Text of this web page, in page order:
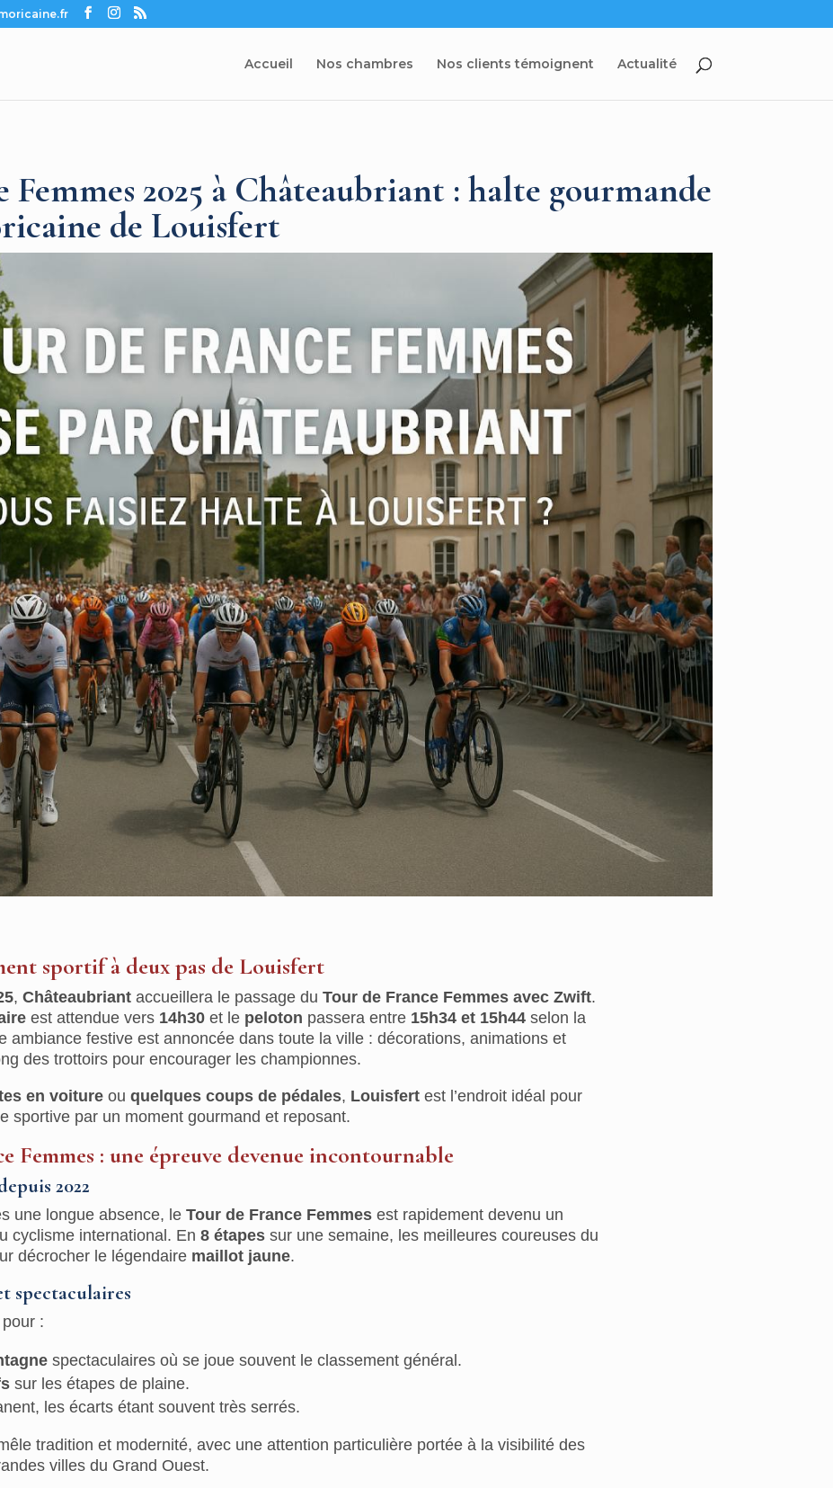
Accueil Nos chambres Nos clients témoignent Actualité
2025 à Châteaubriant : halte gourmande
de Louisfert
sportif à deux pas de Louisfert
, Châteaubriantaccueillera le passage du Tour de France Femmes avec Zwift.
est attendue vers 14h30et le peloton passera entre 15h34 et 15h44selon la
ambiance festive est annoncée dans toute la ville : décorations, animations et
des trottoirs pour encourager les championnes.
en voitureou quelques coups de pédales, Louisfertest l’endroit idéal pour
sportive par un moment gourmand et reposant.
Femmes : une épreuve devenue incontournable
2022
une longue absence, le Tour de France Femmesest rapidement devenu un
cyclisme international. En 8 étapessur une semaine, les meilleures coureuses du
décrocher le légendaire maillot jaune.
spectaculaires
:
spectaculaires où se joue souvent le classement général.
sur les étapes de plaine.
les écarts étant souvent très serrés.
tradition et modernité, avec une attention particulière portée à la visibilité des
villes du Grand Ouest.